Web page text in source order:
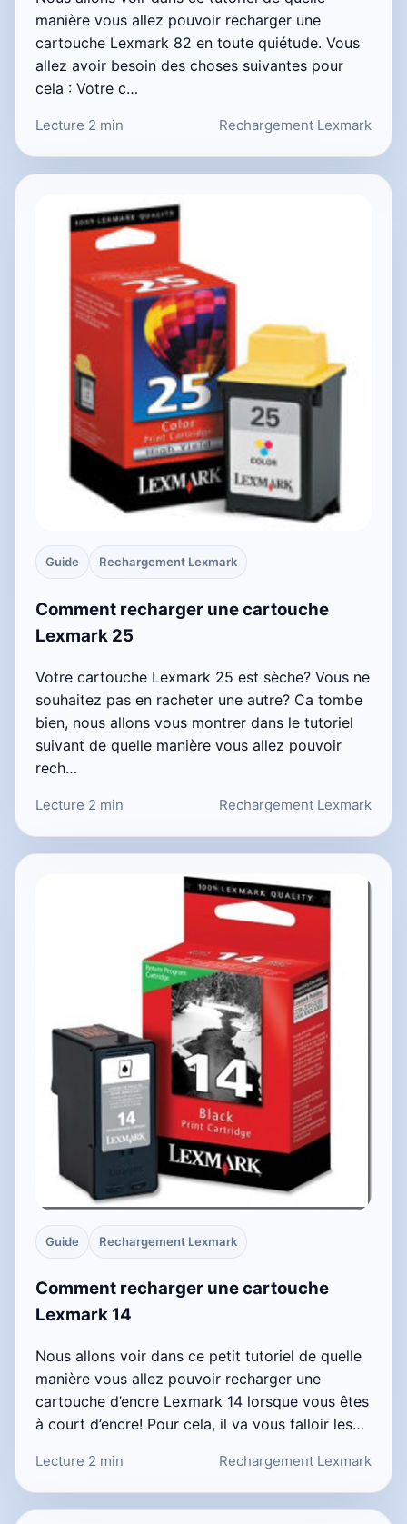
manière vous allez pouvoir recharger une
cartouche Lexmark 82 en toute quiétude. Vous
allez avoir besoin des choses suivantes pour
cela : Votre c…
Lecture 2 min Rechargement Lexmark
Guide Rechargement Lexmark
Comment recharger une cartouche
Lexmark 25
Votre cartouche Lexmark 25 est sèche? Vous ne
souhaitez pas en racheter une autre? Ca tombe
bien, nous allons vous montrer dans le tutoriel
suivant de quelle manière vous allez pouvoir
rech…
Lecture 2 min Rechargement Lexmark
Guide Rechargement Lexmark
Comment recharger une cartouche
Lexmark 14
Nous allons voir dans ce petit tutoriel de quelle
manière vous allez pouvoir recharger une
cartouche d’encre Lexmark 14 lorsque vous êtes
à court d’encre! Pour cela, il va vous falloir les…
Lecture 2 min Rechargement Lexmark